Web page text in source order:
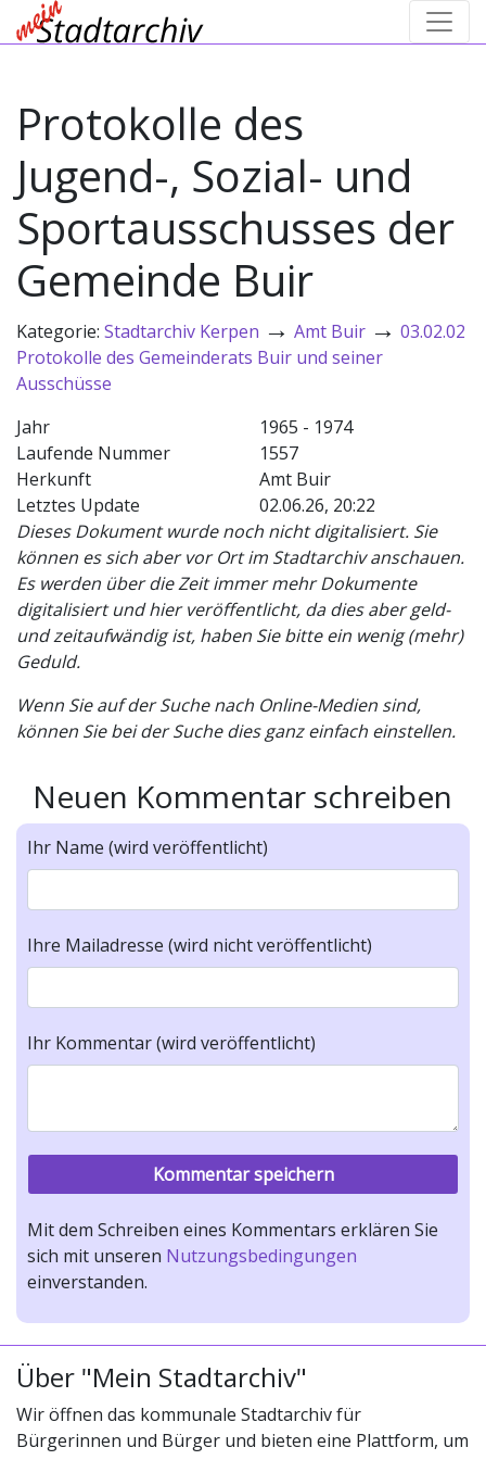
Protokolle des
Jugend-, Sozial- und
Sportausschusses der
Gemeinde Buir
Kategorie: Stadtarchiv Kerpen → Amt Buir → 03.02.02
Protokolle des Gemeinderats Buir und seiner
Ausschüsse
Jahr
1965 - 1974
Laufende Nummer
1557
Herkunft
Amt Buir
Letztes Update
02.06.26, 20:22
Dieses Dokument wurde noch nicht digitalisiert. Sie
können es sich aber vor Ort im Stadtarchiv anschauen.
Es werden über die Zeit immer mehr Dokumente
digitalisiert und hier veröffentlicht, da dies aber geld-
und zeitaufwändig ist, haben Sie bitte ein wenig (mehr)
Geduld.
Wenn Sie auf der Suche nach Online-Medien sind,
können Sie bei der Suche dies ganz einfach einstellen.
Neuen Kommentar schreiben
Ihr Name (wird veröffentlicht)
Ihre Mailadresse (wird nicht veröffentlicht)
Ihr Kommentar (wird veröffentlicht)
Mit dem Schreiben eines Kommentars erklären Sie
sich mit unseren Nutzungsbedingungen
einverstanden.
Über "Mein Stadtarchiv"
Wir öffnen das kommunale Stadtarchiv für
Bürgerinnen und Bürger und bieten eine Plattform, um